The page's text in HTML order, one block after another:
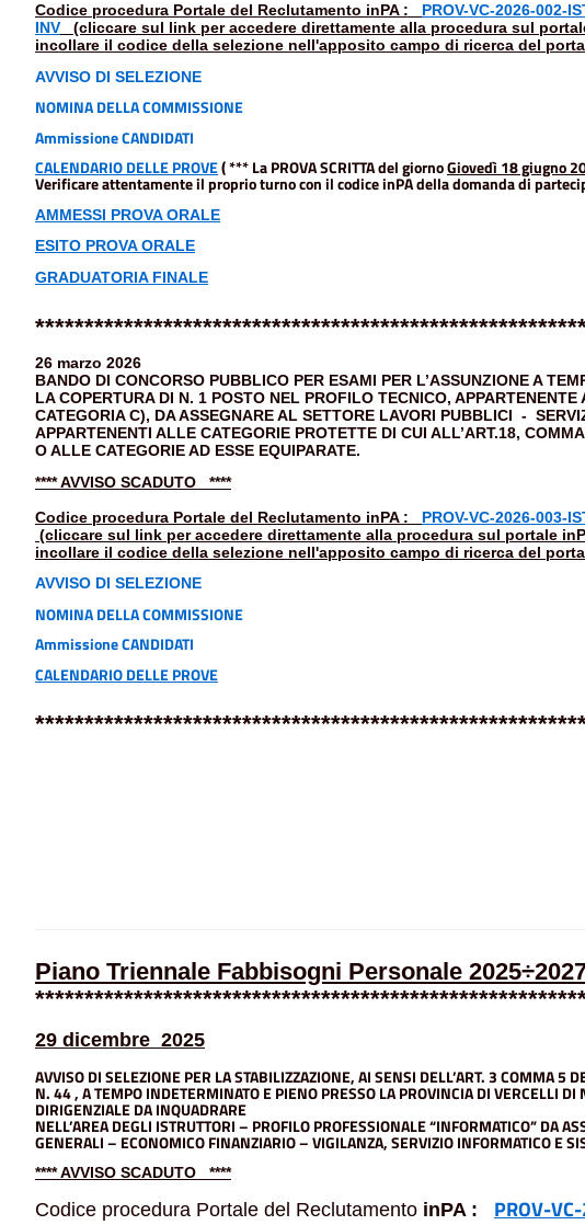
Codice procedura Portale del Reclutamento inPA : PROV-VC-2026-002-
INV (cliccare sul link per accedere direttamente alla procedura sul
incollare il codice della selezione nell'apposito campo di ricerca del
AVVISO DI SELEZIONE
NOMINA DELLA COMMISSIONE
Ammissione CANDIDATI
CALENDARIO DELLE PROVE( *** La PROVA SCRITTA del giornoGiovedì 18 giugno
Verificare attentamente il proprio turno con il codice inPA della domanda di
AMMESSI PROVA ORALE
ESITO PROVA ORALE
GRADUATORIA FINALE
26 marzo 2026
BANDO DI CONCORSO PUBBLICO PER ESAMI PER L’ASSUNZIONE A
LA COPERTURA DI N. 1 POSTO NEL PROFILO TECNICO,
CATEGORIA C), DA ASSEGNARE AL SETTORE LAVORI PUBBLICI -
APPARTENENTI ALLE CATEGORIE PROTETTE DI CUI ALL’ART.18,
O ALLE CATEGORIE AD ESSE EQUIPARATE.
**** AVVISO SCADUTO ****
Codice procedura Portale del Reclutamento inPA : PROV-VC-2026-003-
(cliccare sul link per accedere direttamente alla procedura sul portale
incollare il codice della selezione nell'apposito campo di ricerca del
AVVISO DI SELEZIONE
NOMINA DELLA COMMISSIONE
Ammissione CANDIDATI
CALENDARIO DELLE PROVE
Piano Triennale Fabbisogni Personale
29 dicembre 2025
AVVISO DI SELEZIONE PER LA STABILIZZAZIONE, AI SENSI DELL’ART. 3COMMA 5
N. 44 , A TEMPO INDETERMINATO EPIENO PRESSO LA PROVINCIA DI VERCELLI
DIRIGENZIALE DA INQUADRARE
NELL’AREA DEGLI ISTRUTTORI – PROFILOPROFESSIONALE “INFORMATICO” DA
GENERALI– ECONOMICO FINANZIARIO – VIGILANZA, SERVIZIO INFORMATICO E
**** AVVISO SCADUTO ****
Codice procedura Portale del Reclutamento inPA : PROV-